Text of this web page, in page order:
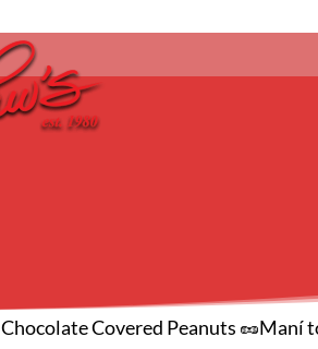
Chocolate Covered Peanuts 🥜Maní